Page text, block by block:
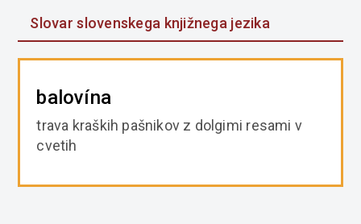
Slovar slovenskega knjižnega jezika
balovína
trava kraških pašnikov z dolgimi resami v
cvetih